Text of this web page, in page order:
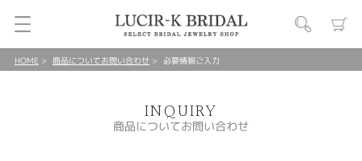
HOME 商品についてお問い合わせ 必要情報ご入力
INQUIRY
商品についてお問い合わせ